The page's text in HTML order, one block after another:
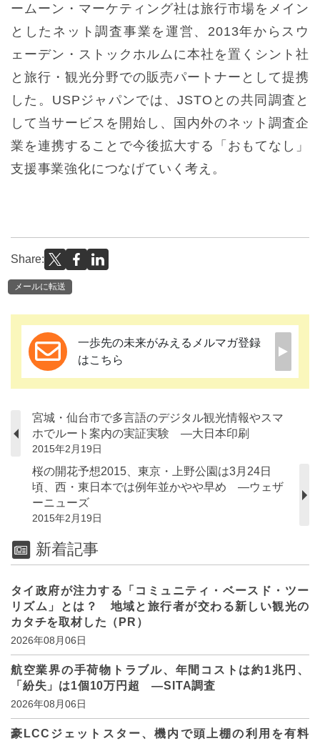
ームーン・マーケティング社は旅行市場をメイン
としたネット調査事業を運営、2013年からスウ
ェーデン・ストックホルムに本社を置くシント社
と旅行・観光分野での販売パートナーとして提携
した。USPジャパンでは、JSTOとの共同調査と
して当サービスを開始し、国内外のネット調査企
業を連携することで今後拡大する「おもてなし」
支援事業強化につなげていく考え。
Share:
メールに転送
一歩先の未来がみえるメルマガ登録
はこちら
宮城・仙台市で多言語のデジタル観光情報やスマ
ホでルート案内の実証実験 ―大日本印刷
2015年2月19日
桜の開花予想2015、東京・上野公園は3月24日
頃、西・東日本では例年並かやや早め ―ウェザ
ーニューズ
2015年2月19日
新着記事
タイ政府が注力する「コミュニティ・ベースド・ツー
リズム」とは？ 地域と旅行者が交わる新しい観光の
カタチを取材した（PR）
2026年08月06日
航空業界の手荷物トラブル、年間コストは約1兆円、
「紛失」は1個10万円超 ―SITA調査
2026年08月06日
豪LCCジェットスター、機内で頭上棚の利用を有料